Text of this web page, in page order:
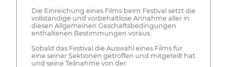
Die Einreichung eines Films beim Festival setzt die
vollständige und vorbehaltlose Annahme aller in
diesen Allgemeinen Geschäftsbedingungen
enthaltenen Bestimmungen voraus.
Sobald das Festival die Auswahl eines Films für
eine seiner Sektionen getroffen und mitgeteilt hat
und seine Teilnahme von der